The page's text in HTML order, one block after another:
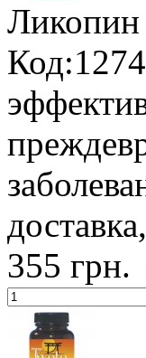
Ликопин
355 грн.